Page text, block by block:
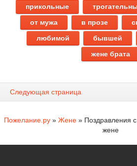
прикольные
от мужа
в прозе
любимой
бывшей
жене брата
Следующая страница
Пожелание.ру » Жене » Поздравления
жене